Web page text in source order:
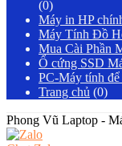
(0)
Máy in HP
Máy Tính Đồ
Mua Cài Phần
Ổ cứng SSD
PC-Máy tính
Trang chủ (0)
Phong Vũ Laptop -